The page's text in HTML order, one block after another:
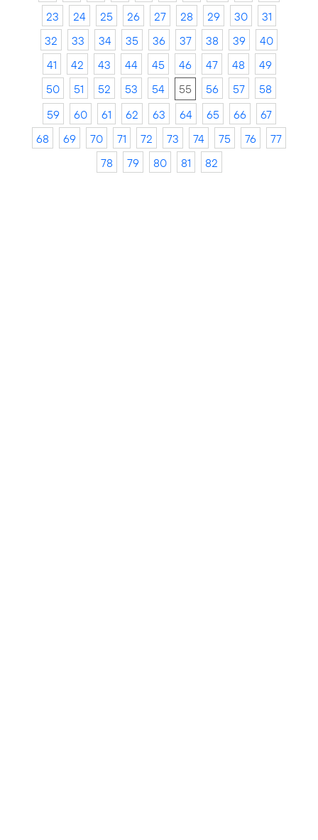
23
24 25 26 27 28 29 30
31
32
33 34 35 36 37 38 39
40
41
42 43 44 45 46 47 48
49
50
51 52 53 54 55 56 57
58
59
60 61 62 63 64 65 66
67
68
69 70 71 72 73 74 75 76
77
78
79 80 81 82